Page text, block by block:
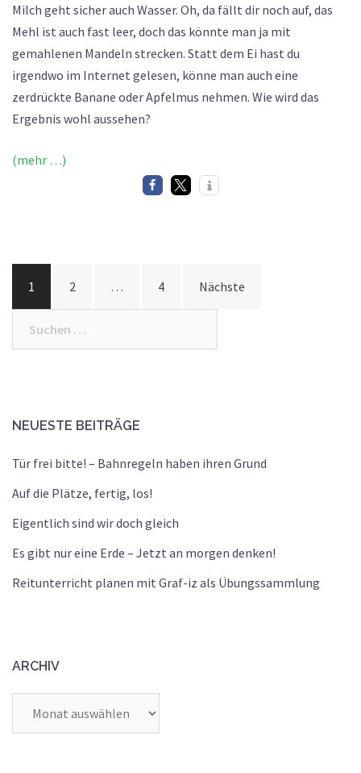
Milch geht sicher auch Wasser. Oh, da fällt dir noch auf, das
Mehl ist auch fast leer, doch das könnte man ja mit
gemahlenen Mandeln strecken. Statt dem Ei hast du
irgendwo im Internet gelesen, könne man auch eine
zerdrückte Banane oder Apfelmus nehmen. Wie wird das
Ergebnis wohl aussehen?
(mehr …)
der
Beiträge
1 2 … 4
Nächste
NEUESTE BEITRÄGE
Tür frei bitte! – Bahnregeln haben ihren Grund
Auf die Plätze, fertig, los!
Eigentlich sind wir doch gleich
Es gibt nur eine Erde – Jetzt an morgen denken!
Reitunterricht planen mit Graf-iz als Übungssammlung
ARCHIV